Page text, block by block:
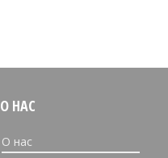
О НАС
О нас